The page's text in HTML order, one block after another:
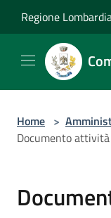
Regione
Home >
Documento